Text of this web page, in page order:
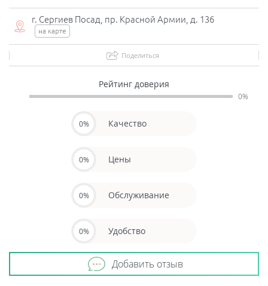
г. Сергиев Посад, пр. Красной Армии, д. 136
на карте
Поделиться
Рейтинг доверия
0%
0% Качество
0% Цены
0% Обслуживание
0% Удобство
Добавить отзыв